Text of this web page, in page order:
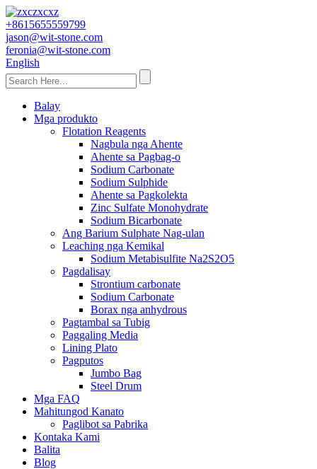
+8615655559799
jason@wit-stone.com
feronia@wit-stone.com
English
Balay
Mga produkto
Flotation Reagents
Nagbula nga Ahente
Ahente sa Pagbag-o
Sodium Carbonate
Sodium Sulphide
Ahente sa Pagkolekta
Zinc Sulfate Monohydrate
Sodium Bicarbonate
Ang Barium Sulphate Nag-ulan
Leaching nga Kemikal
Sodium Metabisulfite Na2S2O5
Pagdalisay
Strontium carbonate
Sodium Carbonate
Borax nga anhydrous
Pagtambal sa Tubig
Paggaling Media
Lining Plato
Pagputos
Jumbo Bag
Steel Drum
Mga FAQ
Mahitungod Kanato
Paglibot sa Pabrika
Kontaka Kami
Balita
Blog